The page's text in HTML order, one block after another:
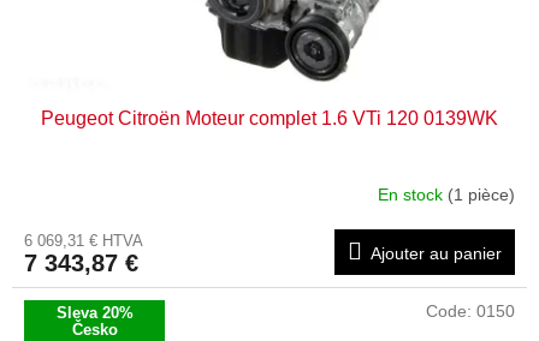
Peugeot Citroën Moteur complet 1.6 VTi 120 0139WK
En stock (1 pièce)
6 069,31 € HTVA
7 343,87 € Ajouter au panier
Sleva 20%
Česko
Code: 0150